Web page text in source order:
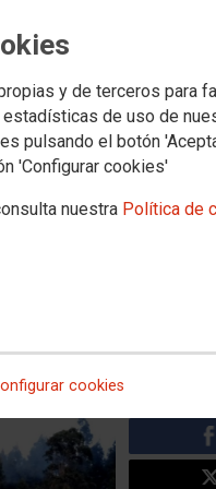
y de terceros para
de uso de
pulsando el botón
'Configurar cookies'
nuestra Política de
cookies
Xuventude
forestal,
leis e
precedentes, con máis de
e da lei de montes, á
non funcionou á plena
advirte de que a política
para poñer freo á vaga de